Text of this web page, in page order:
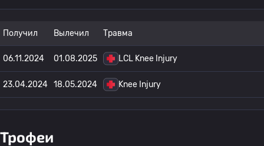
Получил Вылечил Травма
06.11.2024 01.08.2025 LCL Knee Injury
23.04.2024 18.05.2024 Knee Injury
Трофеи